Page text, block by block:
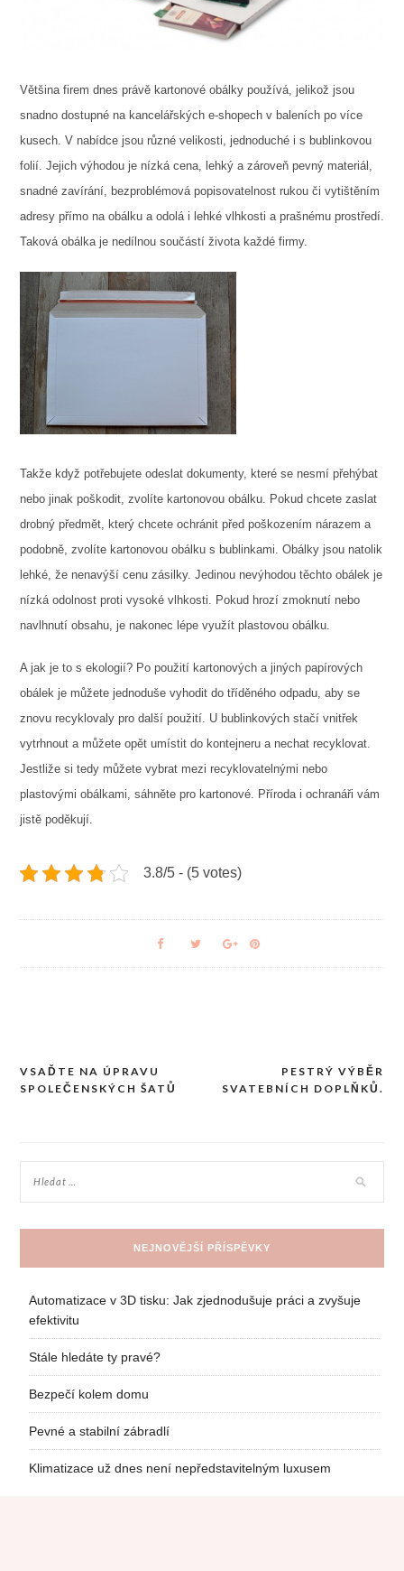
Většina firem dnes právě kartonové obálky používá, jelikož jsou
snadno dostupné na kancelářských e-shopech v baleních po více
kusech. V nabídce jsou různé velikosti, jednoduché i s bublinkovou
folií. Jejich výhodou je nízká cena, lehký a zároveň pevný materiál,
snadné zavírání, bezproblémová popisovatelnost rukou či vytištěním
adresy přímo na obálku a odolá i lehké vlhkosti a prašnému prostředí.
Taková obálka je nedílnou součástí života každé firmy.
Takže když potřebujete odeslat dokumenty, které se nesmí přehýbat
nebo jinak poškodit, zvolíte kartonovou obálku. Pokud chcete zaslat
drobný předmět, který chcete ochránit před poškozením nárazem a
podobně, zvolíte kartonovou obálku s bublinkami. Obálky jsou natolik
lehké, že nenavýší cenu zásilky. Jedinou nevýhodou těchto obálek je
nízká odolnost proti vysoké vlhkosti. Pokud hrozí zmoknutí nebo
navlhnutí obsahu, je nakonec lépe využít plastovou obálku.
A jak je to s ekologií? Po použití kartonových a jiných papírových
obálek je můžete jednoduše vyhodit do tříděného odpadu, aby se
znovu recyklovaly pro další použití. U bublinkových stačí vnitřek
vytrhnout a můžete opět umístit do kontejneru a nechat recyklovat.
Jestliže si tedy můžete vybrat mezi recyklovatelnými nebo
plastovými obálkami, sáhněte pro kartonové. Příroda i ochranáři vám
jistě poděkují.
3.8/5 - (5 votes)
Navigace
VSAĎTE NA ÚPRAVU
SPOLEČENSKÝCH ŠATŮ
PESTRÝ VÝBĚR
SVATEBNÍCH DOPLŇKŮ.
NEJNOVĚJŠÍ PŘÍSPĚVKY
Automatizace v 3D tisku: Jak zjednodušuje práci a zvyšuje
efektivitu
Stále hledáte ty pravé?
Bezpečí kolem domu
Pevné a stabilní zábradlí
Klimatizace už dnes není nepředstavitelným luxusem